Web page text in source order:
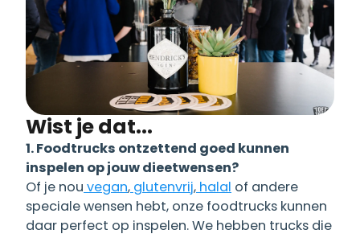
Wist je dat...
1. Foodtrucks ontzettend goed kunnen
inspelen op jouw dieetwensen?
Of je nou vegan, glutenvrij, halal of andere
speciale wensen hebt, onze foodtrucks kunnen
daar perfect op inspelen. We hebben trucks die